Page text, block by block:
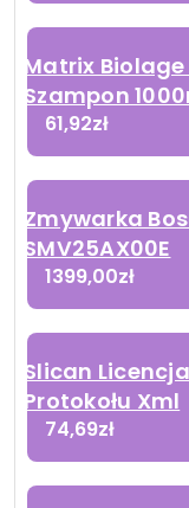
Matrix
Szampon
61,92zł
Zmywarka
SMV25AX00E
1399,00zł
Slican
Protokołu Xml
74,69zł